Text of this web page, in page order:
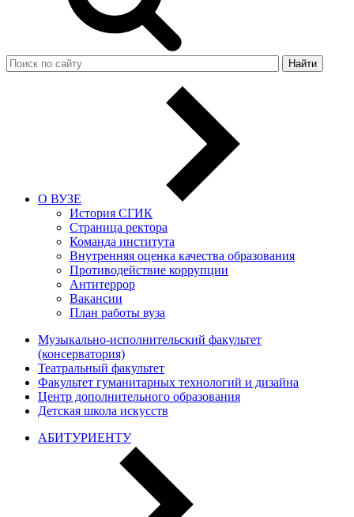
Найти
О ВУЗЕ
История СГИК
Страница ректора
Команда института
Внутренняя оценка качества образования
Противодействие коррупции
Антитеррор
Вакансии
План работы вуза
Музыкально-исполнительский факультет
(консерватория)
Театральный факультет
Факультет гуманитарных технологий и дизайна
Центр дополнительного образования
Детская школа искусств
АБИТУРИЕНТУ